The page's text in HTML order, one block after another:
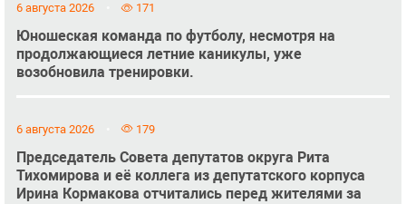
6 августа 2026 171
Юношеская команда по футболу, несмотря на
продолжающиеся летние каникулы, уже
возобновила тренировки.
6 августа 2026 179
Председатель Совета депутатов округа Рита
Тихомирова и её коллега из депутатского корпуса
Ирина Кормакова отчитались перед жителями за